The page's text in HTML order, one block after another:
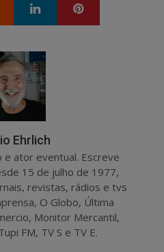
Google+ LinkedIn
Ehrlich
e ator eventual. Escreve
15 de julho de 1977,
revistas, rádios e tvs
O Globo, Última
Monitor Mercantil,
FM, TV S e TV E.